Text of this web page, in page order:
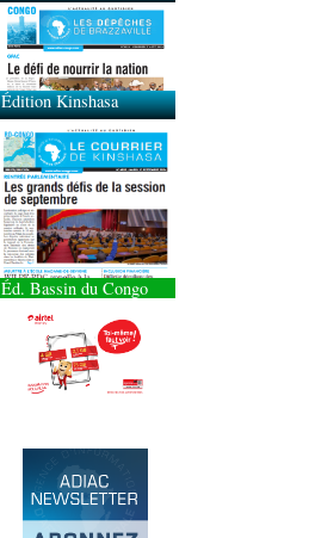
Édition Kinshasa
Éd. Bassin du Congo